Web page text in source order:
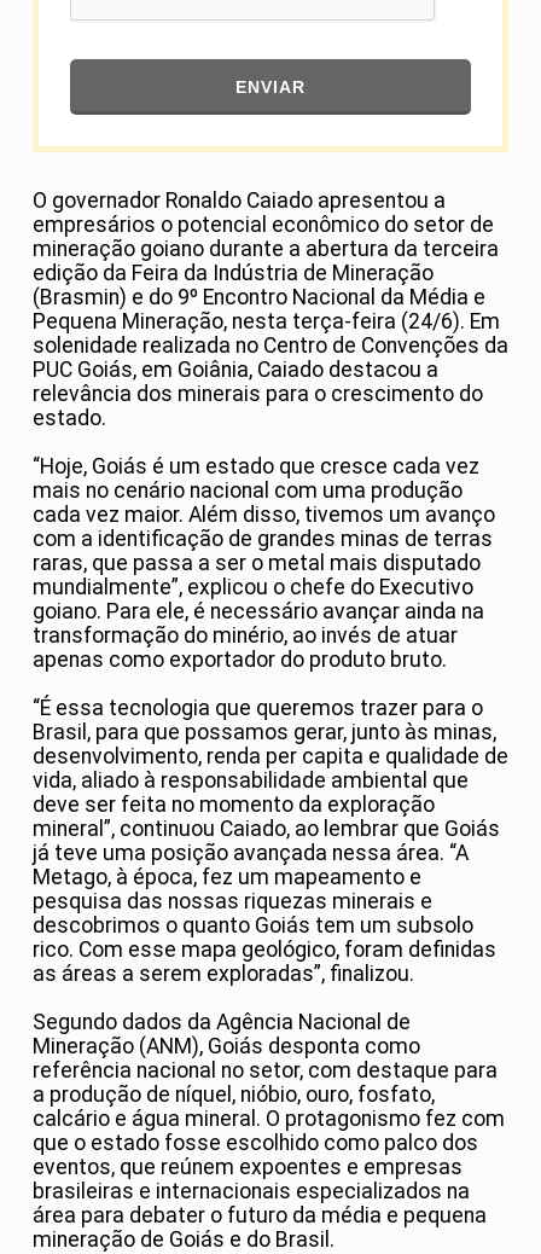
ENVIAR
O governador Ronaldo Caiado apresentou a
empresários o potencial econômico do setor de
mineração goiano durante a abertura da terceira
edição da Feira da Indústria de Mineração
(Brasmin) e do 9º Encontro Nacional da Média e
Pequena Mineração, nesta terça-feira (24/6). Em
solenidade realizada no Centro de Convenções da
PUC Goiás, em Goiânia, Caiado destacou a
relevância dos minerais para o crescimento do
estado.
“Hoje, Goiás é um estado que cresce cada vez
mais no cenário nacional com uma produção
cada vez maior. Além disso, tivemos um avanço
com a identificação de grandes minas de terras
raras, que passa a ser o metal mais disputado
mundialmente”, explicou o chefe do Executivo
goiano. Para ele, é necessário avançar ainda na
transformação do minério, ao invés de atuar
apenas como exportador do produto bruto.
“É essa tecnologia que queremos trazer para o
Brasil, para que possamos gerar, junto às minas,
desenvolvimento, renda per capita e qualidade de
vida, aliado à responsabilidade ambiental que
deve ser feita no momento da exploração
mineral”, continuou Caiado, ao lembrar que Goiás
já teve uma posição avançada nessa área. “A
Metago, à época, fez um mapeamento e
pesquisa das nossas riquezas minerais e
descobrimos o quanto Goiás tem um subsolo
rico. Com esse mapa geológico, foram definidas
as áreas a serem exploradas”, finalizou.
Segundo dados da Agência Nacional de
Mineração (ANM), Goiás desponta como
referência nacional no setor, com destaque para
a produção de níquel, nióbio, ouro, fosfato,
calcário e água mineral. O protagonismo fez com
que o estado fosse escolhido como palco dos
eventos, que reúnem expoentes e empresas
brasileiras e internacionais especializados na
área para debater o futuro da média e pequena
mineração de Goiás e do Brasil.